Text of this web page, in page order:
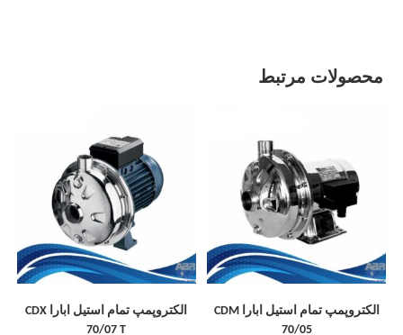
محصولات مرتبط
الکتروپمپ تمام استیل ابارا CDM
70/05
الکتروپمپ تمام استیل ابارا CDX
70/07 T